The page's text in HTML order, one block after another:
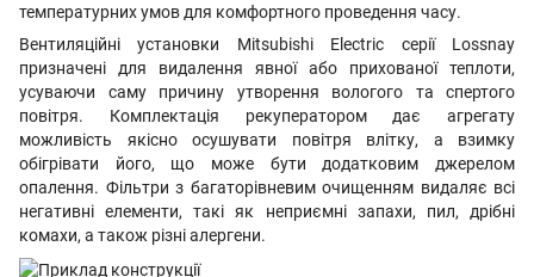
температурних умов для комфортного проведення часу.
Вентиляційні установки Mitsubishi Electric серії Lossnay
призначені для видалення явної або прихованої теплоти,
усуваючи саму причину утворення вологого та спертого
повітря. Комплектація рекуператором дає агрегату
можливість якісно осушувати повітря влітку, а взимку
обігрівати його, що може бути додатковим джерелом
опалення. Фільтри з багаторівневим очищенням видаляє всі
негативні елементи, такі як неприємні запахи, пил, дрібні
комахи, а також різні алергени.